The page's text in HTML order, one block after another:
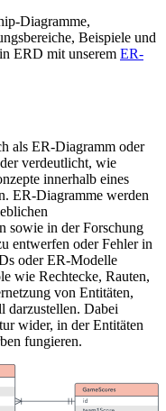
Diagramme,
Beispiele und
ERD mit unserem ER-
als ER-Diagramm oder
verdeutlicht, wie
innerhalb eines
ER-Diagramme werden
sowie in der Forschung
entwerfen oder Fehler in
oder ER-Modelle
wie Rechtecke, Rauten,
von Entitäten,
darzustellen. Dabei
wider, in der Entitäten
fungieren.